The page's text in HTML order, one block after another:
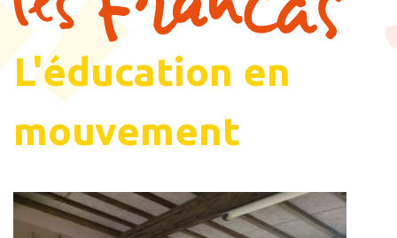
L'éducation en
mouvement